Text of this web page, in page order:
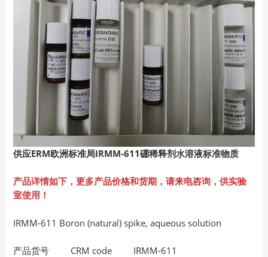
供应ERM欧洲标准局IRMM-611硼稀释剂水溶液标准物质
产品详情如下，更多产品价格和货期，请来电咨询，供实验
室使用！
IRMM-611 Boron (natural) spike, aqueous solution
产品货号 CRM code IRMM-611